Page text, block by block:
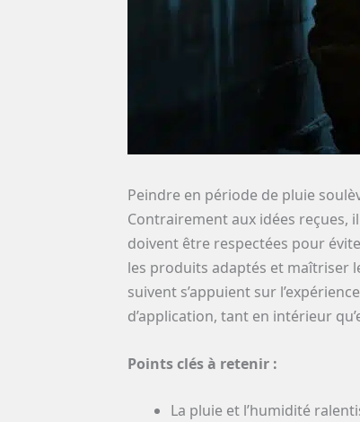
Peindre en période de pluie
Contrairement aux idées reçues,
doivent être respectées pour
les produits adaptés et maîtriser
suivent s’appuient sur
d’application, tant en intérieur
Points clés à retenir :
La pluie et l’humidité